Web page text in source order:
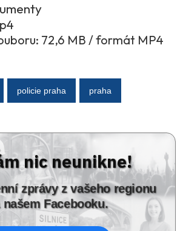
72,6 MB / formát MP4
policie praha praha
nic neunikne!
zprávy z vašeho regionu
našem Facebooku.